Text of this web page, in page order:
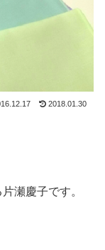
2018.01.30
瀬慶子です。